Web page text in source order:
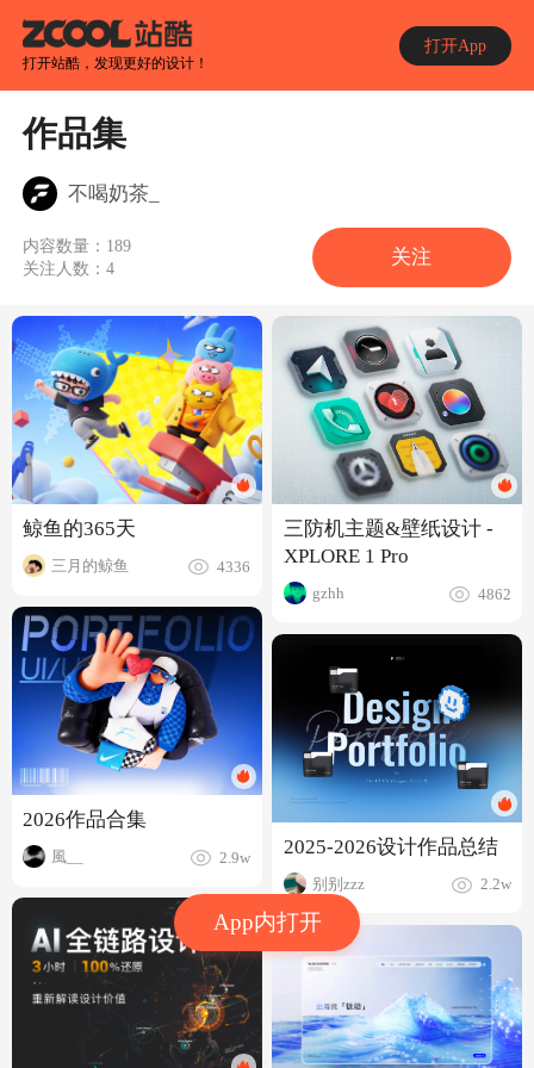
打开站酷，发现更好的设计！
打开App
App内打开
作品集
不喝奶茶_
内容数量： 189
关注人数：4
关注
鲸鱼的365天
三月的鲸鱼 4336
2026作品合集
風__ 2.9w
三防机主题&壁纸设计 -
XPLORE 1 Pro
gzhh 4862
2025-2026设计作品总结
别别zzz 2.2w